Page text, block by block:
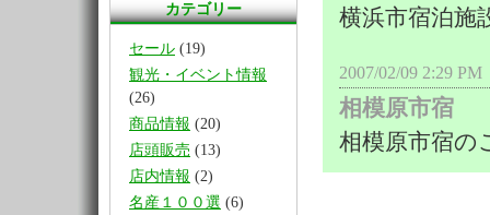
カテゴリー
セール (19)
観光・イベント情報
(26)
商品情報 (20)
店頭販売 (13)
店内情報 (2)
名産１００選 (6)
横浜市宿泊施
2007/02/09 2:29
相模原市宿
相模原市宿の